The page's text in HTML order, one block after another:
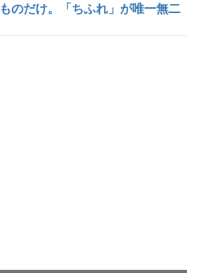
のだけ。「ちふれ」が唯一無二